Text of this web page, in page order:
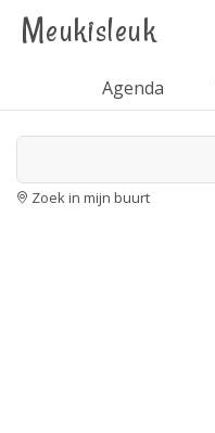
Meukisleuk
Agenda
Zoek in mijn buurt